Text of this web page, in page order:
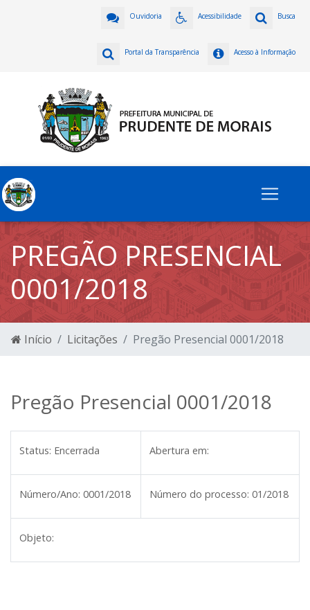
Busca
Acessibilidade
Ouvidoria
Acesso à Informação
Portal da Transparência
PREGÃO PRESENCIAL
0001/2018
Início Licitações Pregão Presencial 0001/2018
Pregão Presencial 0001/2018
Status: Encerrada Abertura em:
Número/Ano: 0001/2018 Número do processo: 01/2018
Objeto: